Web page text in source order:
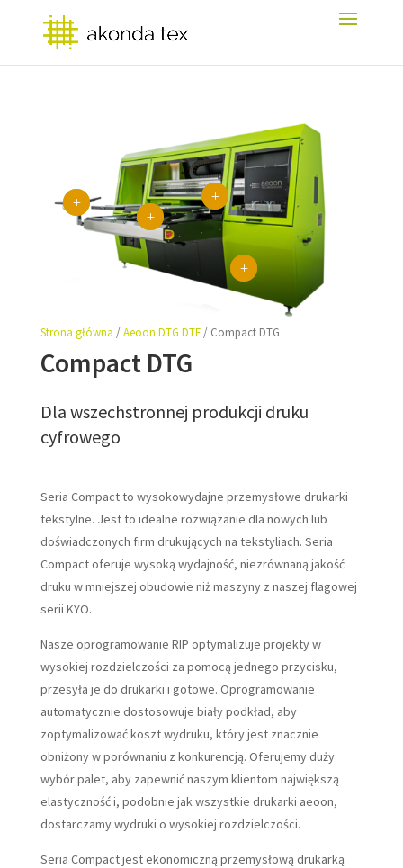
Strona główna /Aeoon DTG DTF/ Compact DTG
Compact DTG
Dla wszechstronnej produkcji druku
cyfrowego
Seria Compact to wysokowydajne przemysłowe drukarki
tekstylne. Jest to idealne rozwiązanie dla nowych lub
doświadczonych firm drukujących na tekstyliach. Seria
Compact oferuje wysoką wydajność, niezrównaną jakość
druku w mniejszej obudowie niż maszyny z naszej flagowej
serii KYO.
Nasze oprogramowanie RIP optymalizuje projekty w
wysokiej rozdzielczości za pomocą jednego przycisku,
przesyła je do drukarki i gotowe. Oprogramowanie
automatycznie dostosowuje biały podkład, aby
zoptymalizować koszt wydruku, który jest znacznie
obniżony w porównaniu z konkurencją. Oferujemy duży
wybór palet, aby zapewnić naszym klientom największą
elastyczność i, podobnie jak wszystkie drukarki aeoon,
dostarczamy wydruki o wysokiej rozdzielczości.
Seria Compact jest ekonomiczną przemysłową drukarką
L L
L
L